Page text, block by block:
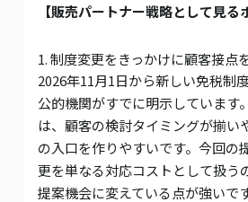
【販売パートナー戦略として見る
1. 制度変更をきっかけに顧客接点
2026年11月1日から新しい免税制
公的機関がすでに明示しています
は、顧客の検討タイミングが揃い
の入口を作りやすいです。今回の
更を単なる対応コストとして扱う
提案機会に変えている点が強いです